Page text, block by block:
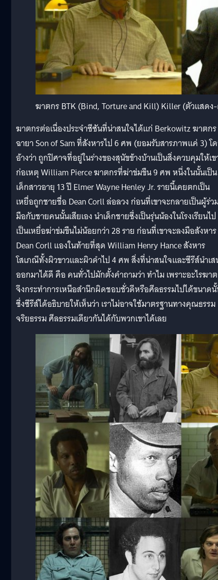
ฆาตกร BTK (Bind, Torture and Kill) Killer (ตัวแสดง
ฆาตกรต่อเนื่องประจำซีซันที่น่าสนใจได้แก่ Berkowitz ฆาตกร
ฉายา Son of Sam ที่สังหารไป 6 ศพ (ยอมรับสารภาพแค่ 3) โ
อ้างว่า ถูกปิศาจที่อยู่ในร่างของสุนัขข้างบ้านเป็นสิ่งควบคุมให้เ
ก่อเหตุ William Pierce ฆาตกรที่ฆ่าข่มขืน 9 ศพ หนึ่งในนั้นเป็น
เด็กสาวอายุ 13 ปี Elmer Wayne Henley Jr. รายนี้เคยตกเป็น
เหยื่อถูกชายชื่อ Dean Corll ล่อลวง ก่อนที่เขาจะกลายเป็นผู้ร่ว
มือกับชายคนนั้นเสียเอง นำเด็กชายซึ่งเป็นรุ่นน้องในโรงเรียนไป
เป็นเหยื่อฆ่าข่มขืนไม่น้อยกว่า 28 ราย ก่อนที่เขาจะลงมือสังหาร
Dean Corll เเองในท้ายที่สุด William Henry Hance สังหาร
โสเภณีทั้งผิวขาวและผิวดำไป 4 ศพ สิ่งที่น่าสนใจและซีรีส์นำเ
ออกมาได้ดี คือ คนทั่วไปมักตั้งคำถามว่า ทำไม เพราะอะไรฆา
จึงกระทำการเหนือสำนึกผิดชอบชั่วดีหรือศีลธรรมไปได้ขนาด
ซึ่งซีรีส์ได้อธิบายให้เห็นว่า เราไม่อาจใช้มาตรฐานทางคุณธรรม
จริยธรรม ศีลธรรมเดียวกันได้กับพวกเขาได้เลย